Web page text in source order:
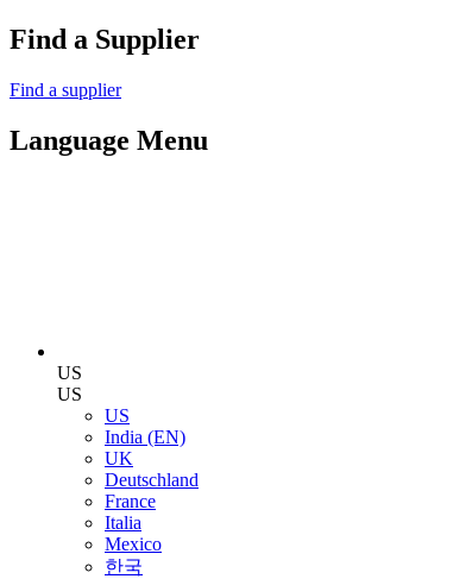
Find a Supplier
Find a supplier
Language Menu
US
US
US
India (EN)
UK
Deutschland
France
Italia
Mexico
한국